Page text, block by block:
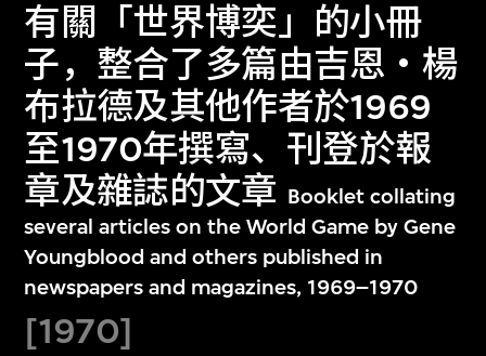
有關「世界博奕」的小冊
子，整合了多篇由吉恩‧楊
布拉德及其他作者於1969
至1970年撰寫、刊登於報
章及雜誌的文章 Booklet collating
several articles on the World Game by Gene
Youngblood and others published in
newspapers and magazines, 1969–1970
[1970]